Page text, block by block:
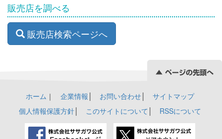
販売店を調べる
販売店検索ページへ
ホーム ｜ 企業情報 お問い合わせ│
サイトマップ
個人情報保護方針│ このサイトについて RSSについて